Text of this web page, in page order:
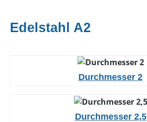
Edelstahl A2
Durchmesser 2
Durchmesser 2,5